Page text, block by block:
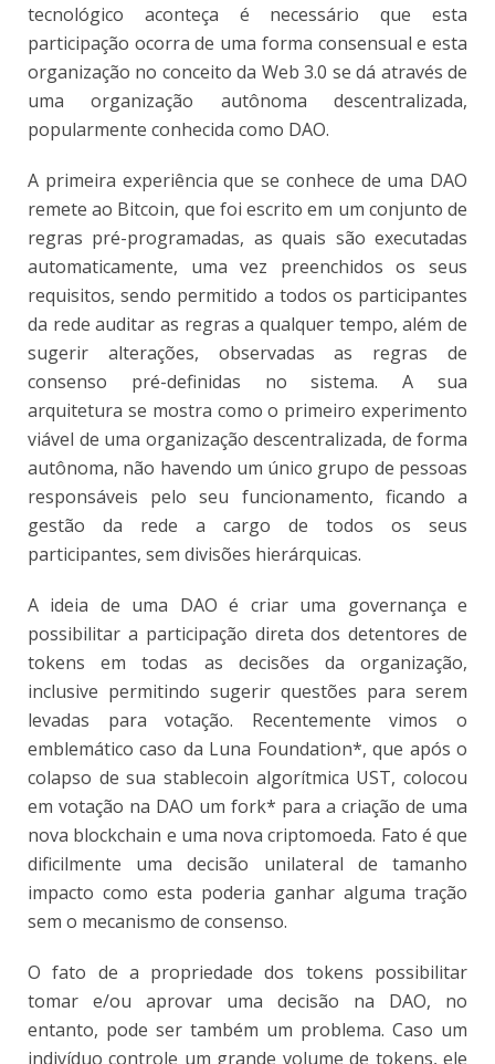
tecnológico aconteça é necessário que esta
participação ocorra de uma forma consensual e esta
organização no conceito da Web 3.0 se dá através de
uma organização autônoma descentralizada,
popularmente conhecida como DAO.
A primeira experiência que se conhece de uma DAO
remete ao Bitcoin, que foi escrito em um conjunto de
regras pré-programadas, as quais são executadas
automaticamente, uma vez preenchidos os seus
requisitos, sendo permitido a todos os participantes
da rede auditar as regras a qualquer tempo, além de
sugerir alterações, observadas as regras de
consenso pré-definidas no sistema. A sua
arquitetura se mostra como o primeiro experimento
viável de uma organização descentralizada, de forma
autônoma, não havendo um único grupo de pessoas
responsáveis pelo seu funcionamento, ficando a
gestão da rede a cargo de todos os seus
participantes, sem divisões hierárquicas.
A ideia de uma DAO é criar uma governança e
possibilitar a participação direta dos detentores de
tokens em todas as decisões da organização,
inclusive permitindo sugerir questões para serem
levadas para votação. Recentemente vimos o
emblemático caso da Luna Foundation*, que após o
colapso de sua stablecoin algorítmica UST, colocou
em votação na DAO um fork* para a criação de uma
nova blockchain e uma nova criptomoeda. Fato é que
dificilmente uma decisão unilateral de tamanho
impacto como esta poderia ganhar alguma tração
sem o mecanismo de consenso.
O fato de a propriedade dos tokens possibilitar
tomar e/ou aprovar uma decisão na DAO, no
entanto, pode ser também um problema. Caso um
indivíduo controle um grande volume de tokens, ele